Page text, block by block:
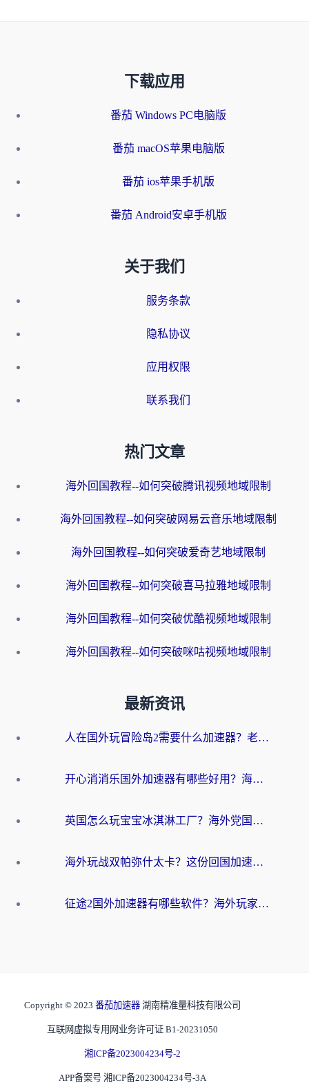
下载应用
番茄 Windows PC电脑版
番茄 macOS苹果电脑版
番茄 ios苹果手机版
番茄 Android安卓手机版
关于我们
服务条款
隐私协议
应用权限
联系我们
热门文章
海外回国教程--如何突破腾讯视频地域限制
海外回国教程--如何突破网易云音乐地域限制
海外回国教程--如何突破爱奇艺地域限制
海外回国教程--如何突破喜马拉雅地域限制
海外回国教程--如何突破优酷视频地域限制
海外回国教程--如何突破咪咕视频地域限制
最新资讯
人在国外玩冒险岛2需要什么加速器？老玩家亲测有效的选择指南
开心消消乐国外加速器有哪些好用？海外党亲测不踩坑指南（附塔瑞斯世界Online流畅技巧）
英国怎么玩宝宝冰淇淋工厂？海外党国服游戏加速避坑指南（附挪威装甲风暴解决方案）
海外玩战双帕弥什太卡？这份回国加速器终极指南帮你告别延迟（附打球球大作战古今江湖加速方案）
征途2国外加速器有哪些软件？海外玩家亲测实用指南（附非洲梦幻西游加速技巧）
Copyright © 2023 番茄加速器 湖南精准量科技有限公司
互联网虚拟专用网业务许可证 B1-20231050
湘ICP备2023004234号-2
APP备案号 湘ICP备2023004234号-3A